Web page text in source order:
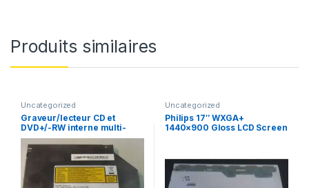
Produits similaires
Uncategorized
Graveur/lecteur CD et
DVD+/-RW interne multi-
recorder portable AD-7530A
Uncategorized
Philips 17″ WXGA+
1440×900 Gloss LCD Screen